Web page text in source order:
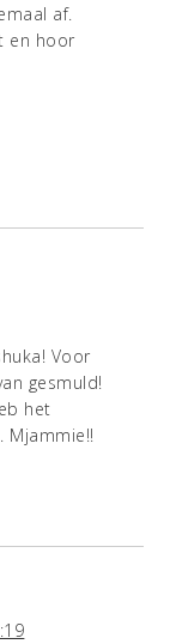
af.
en hoor
Voor
gesmuld!
het
Mjammie!!